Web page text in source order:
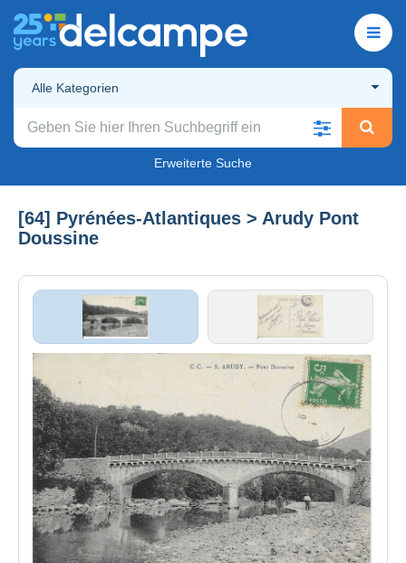
Alle Kategorien
Erweiterte Suche
[64] Pyrénées-Atlantiques > Arudy Pont
Doussine